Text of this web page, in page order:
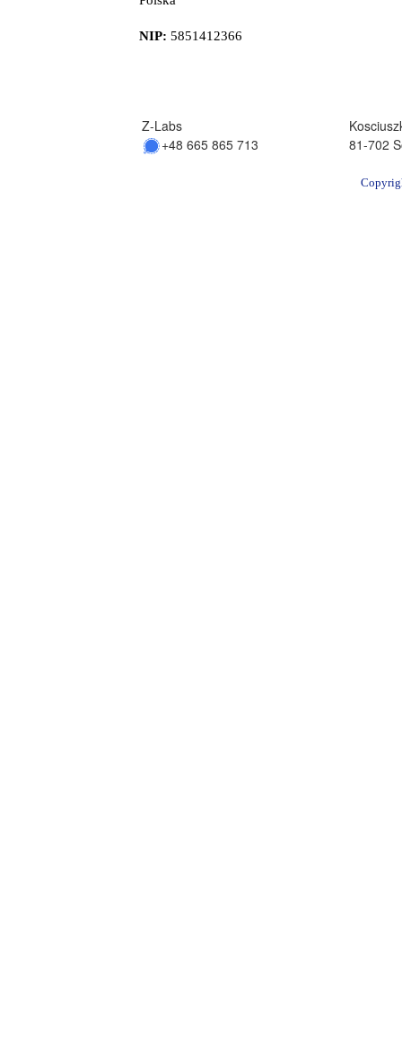
NIP: 5851412366
Z-Labs
+48 665 865 713
81-702